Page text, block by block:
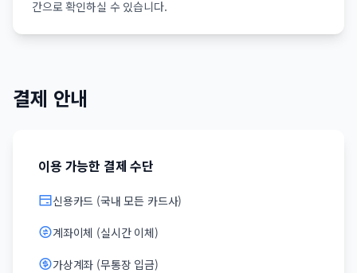
간으로 확인하실 수 있습니다.
결제 안내
이용 가능한 결제 수단
신용카드 (국내 모든 카드사)
계좌이체 (실시간 이체)
가상계좌 (무통장 입금)